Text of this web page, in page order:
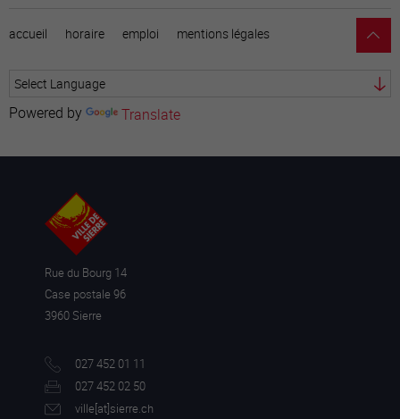
accueil horaire emploi mentions légales
Powered by Translate
Rue du Bourg 14
Case postale 96
3960 Sierre
027 452 01 11
027 452 02 50
ville[at]sierre.ch